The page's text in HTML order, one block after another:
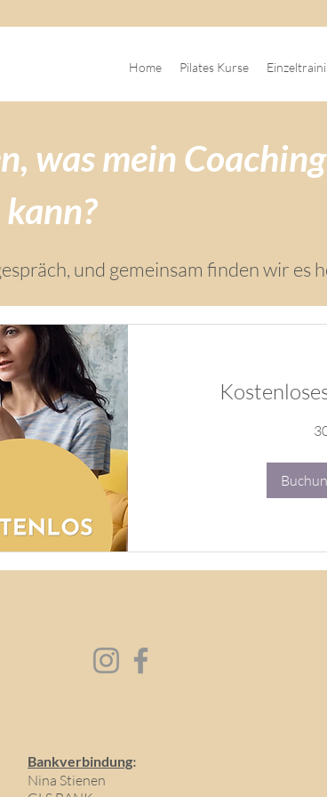
Home Pilates Kurse
was mein
und gemeinsam finden wir es
Bankverbindung:
Nina Stienen